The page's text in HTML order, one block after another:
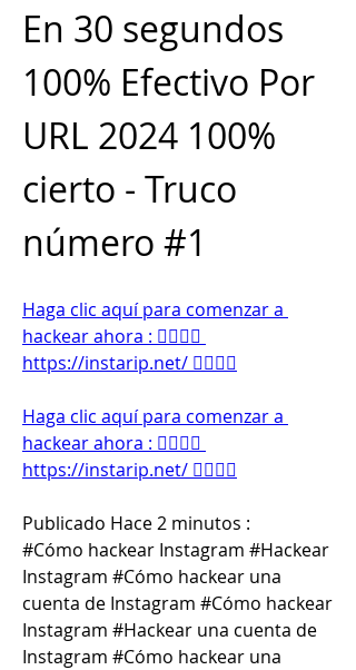
En 30 segundos
100% Efectivo Por
URL 2024 100%
cierto - Truco
número #1
Haga clic aquí para comenzar a
hackear ahora : 👉🏻👉🏻
https://instarip.net/ 👈🏻👈🏻
Haga clic aquí para comenzar a
hackear ahora : 👉🏻👉🏻
https://instarip.net/ 👈🏻👈🏻
Publicado Hace 2 minutos :
#Cómo hackear Instagram #Hackear
Instagram #Cómo hackear una
cuenta de Instagram #Cómo hackear
Instagram #Hackear una cuenta de
Instagram #Cómo hackear una